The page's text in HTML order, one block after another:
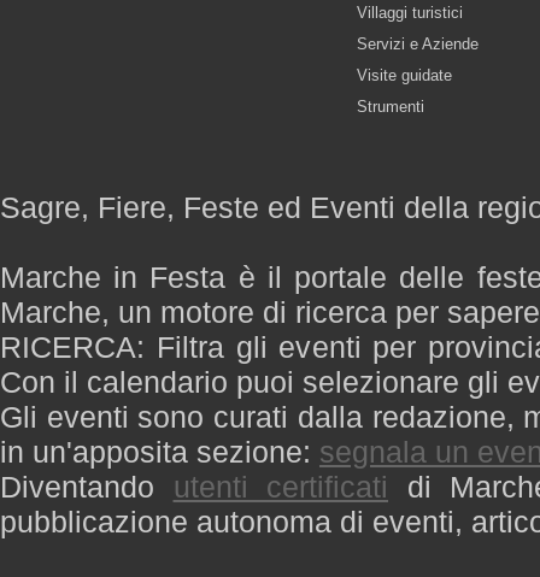
Villaggi turistici
Servizi e Aziende
Visite guidate
Strumenti
Sagre, Fiere, Feste ed Eventi della
Marche in Festa è il portale delle
Marche, un motore di ricerca per
RICERCA: Filtra gli eventi per
Con il calendario puoi selezionare gli
Gli eventi sono curati dalla redazione,
in un'apposita sezione: segnala un
Diventando utenti certificati di
pubblicazione autonoma di eventi,